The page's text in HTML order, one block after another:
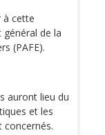
à cette
de la
(PAFE).
auront lieu du
et les